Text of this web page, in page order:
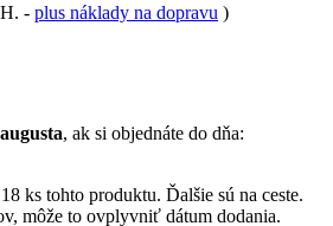
- plus náklady na dopravu )
, ak si objednáte do dňa:
ks tohto produktu. Ďalšie sú na ceste.
môže to ovplyvniť dátum dodania.